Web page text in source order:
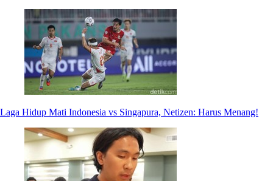
Laga Hidup Mati Indonesia vs Singapura, Netizen: Harus Menang!